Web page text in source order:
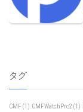
タグ
CMF (1) CMFWatchPro2 (1)